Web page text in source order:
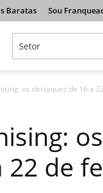
Baratas Sou
os destaques de 16 a
os
22 de